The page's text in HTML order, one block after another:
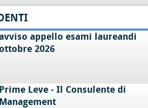
appello esami laureandi
ottobre 2026
Prime Leve - Il Consulente di
Management